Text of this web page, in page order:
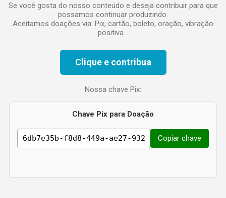
Se você gosta do nosso conteúdo e deseja contribuir para que
possamos continuar produzindo.
Aceitamos doações via: Pix, cartão, boleto, oração, vibração
positiva...
Clique e contribua
Nossa chave Pix:
Chave Pix para Doação
Copiar chave